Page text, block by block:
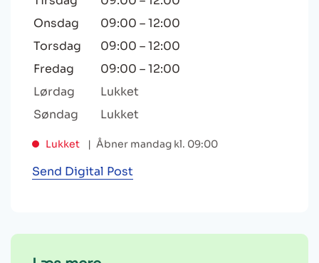
Onsdag
09:00 –12:00
Torsdag
09:00 –12:00
Fredag
09:00 –12:00
Lørdag
Lukket
Søndag
Lukket
Lukket Åbner mandag kl. 09:00
Send Digital Post